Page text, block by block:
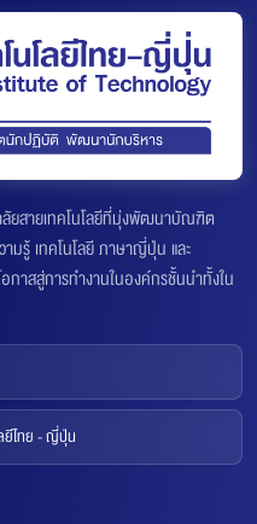
ยสายเทคโนโลยีที่มุ่งพัฒนาบัณฑิต
รู้ เทคโนโลยี ภาษาญี่ปุ่น และ
าสสู่การทำงานในองค์กรชั้นนำทั้งใน
ยีไทย - ญี่ปุ่น